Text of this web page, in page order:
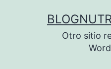
Otro sitio